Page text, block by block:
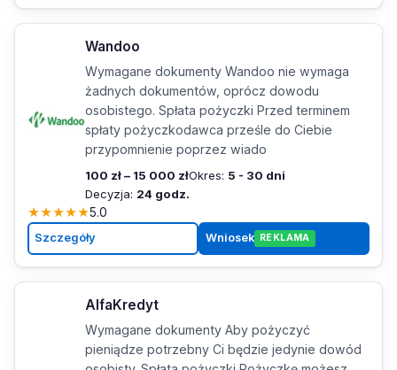
Wandoo
Wymagane dokumenty Wandoo nie wymaga
żadnych dokumentów, oprócz dowodu
osobistego. Spłata pożyczki Przed terminem
spłaty pożyczkodawca prześle do Ciebie
przypomnienie poprzez wiado
100 zł – 15 000 złOkres: 5 - 30 dni
Decyzja: 24 godz.
★★★★★5.0
Szczegóły Wniosek REKLAMA
AlfaKredyt
Wymagane dokumenty Aby pożyczyć
pieniądze potrzebny Ci będzie jedynie dowód